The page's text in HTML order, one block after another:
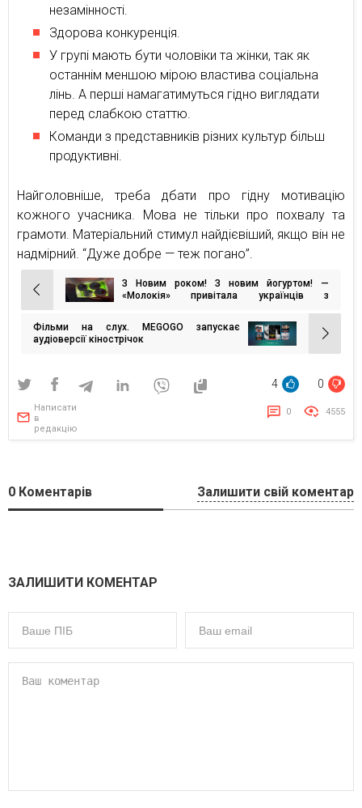
незамінності.
Здорова конкуренція.
У групі мають бути чоловіки та жінки, так як
останнім меншою мірою властива соціальна
лінь. А перші намагатимуться гідно виглядати
перед слабкою статтю.
Команди з представників різних культур більш
продуктивні.
Найголовніше, треба дбати про гідну мотивацію
кожного учасника. Мова не тільки про похвалу та
грамоти. Матеріальний стимул найдієвіший, якщо він не
надмірний. “Дуже добре — теж погано”.
Навігація
записів
З Новим роком! З новим йогуртом! —
«Молокія» привітала українців з
Фільми на слух. MEGOGO запускає
аудіоверсії кінострічок
4 0
Написати
в
редакцію
0 4555
0 Коментарів Залишити свій коментар
ЗАЛИШИТИ КОМЕНТАР